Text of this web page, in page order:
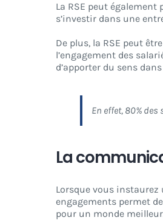
La RSE peut
s’investir dans une
De plus, la RSE peut
l’engagement des
d’apporter du sens
En effet, 80%
La
Lorsque vous
engagements permet
pour un monde